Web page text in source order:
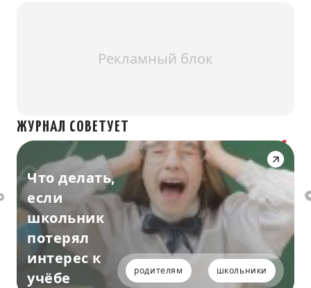
Рекламный блок
ЖУРНАЛ СОВЕТУЕТ
Что делать,
если
школьник
потерял
интерес к
учёбе
родителям школьники